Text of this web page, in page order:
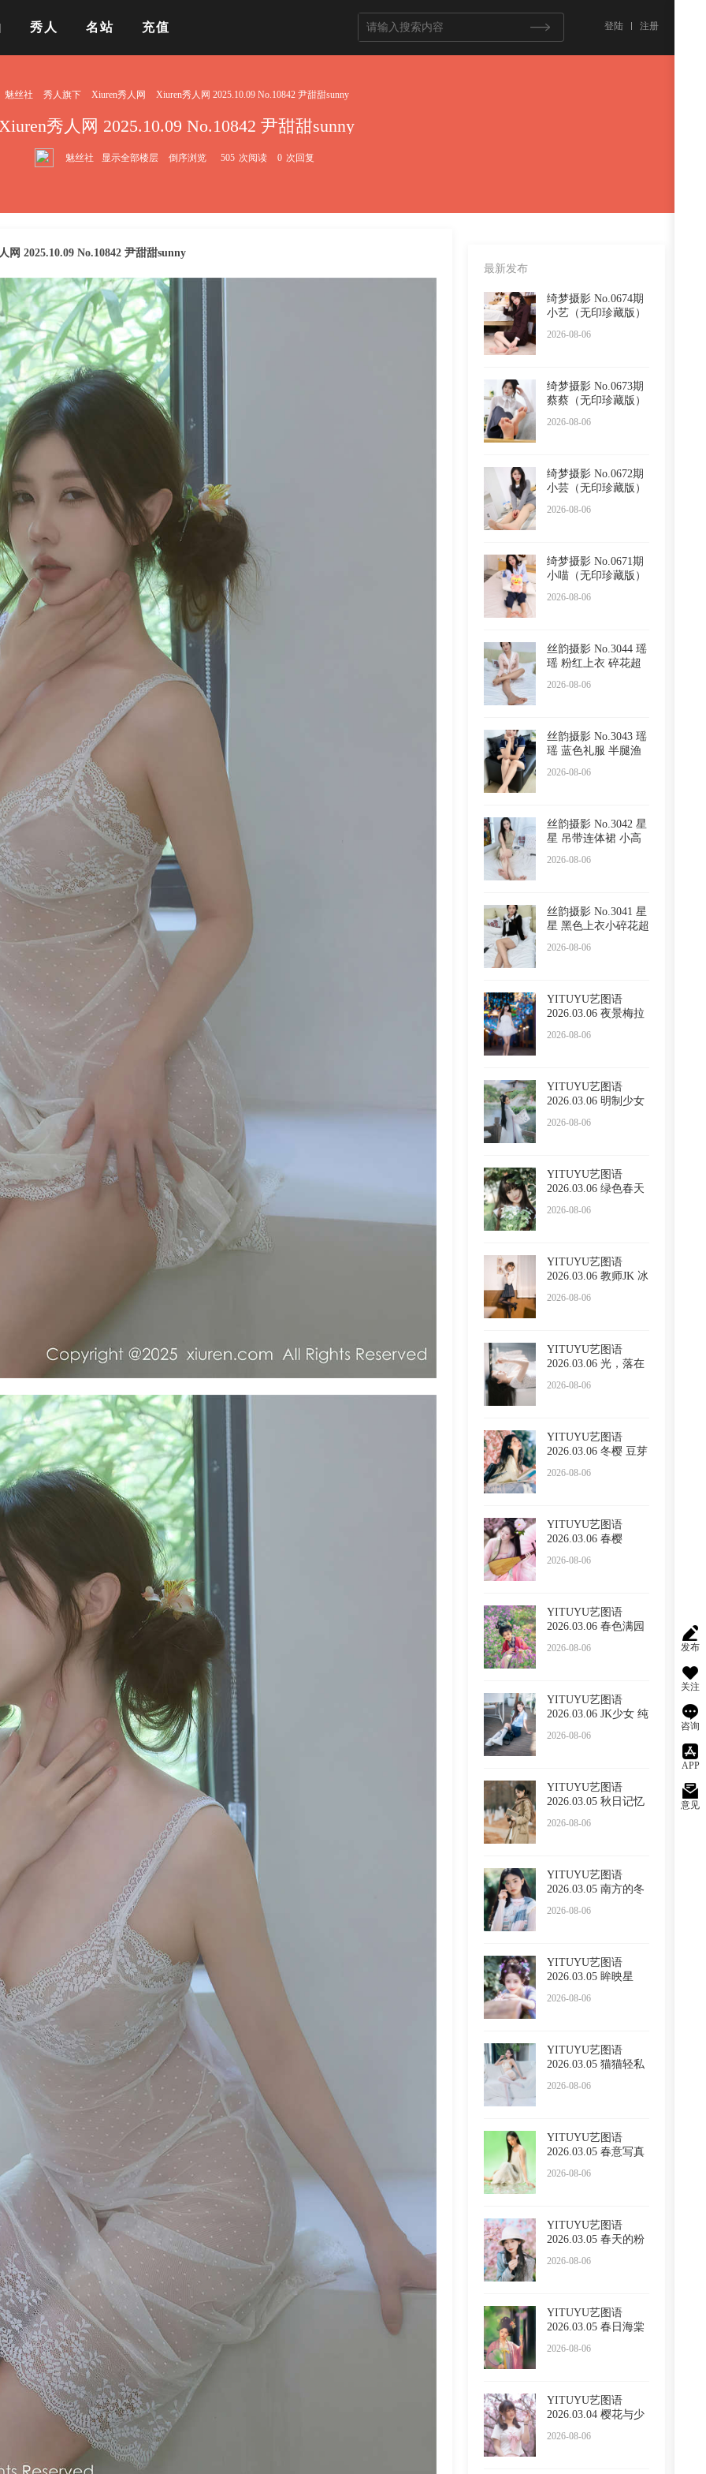
秀人 名站 充值 登陆 注册
发布
关注
咨询
APP
意见
魅丝社 秀人旗下 Xiuren秀人网 Xiuren秀人网 2025.10.09 No.10842 尹甜甜sunny
秀人网 2025.10.09 No.10842 尹甜甜sunny
魅丝社 显示全部楼层 倒序浏览 505 次阅读 0 次回复
最新发布
绮梦摄影 No.0674期
小艺（无印珍藏版）
2026-08-06
绮梦摄影 No.0673期
蔡蔡（无印珍藏版）
2026-08-06
绮梦摄影 No.0672期
小芸（无印珍藏版）
2026-08-06
绮梦摄影 No.0671期
小喵（无印珍藏版）
2026-08-06
丝韵摄影 No.3044 瑶
瑶 粉红上衣 碎花超
2026-08-06
丝韵摄影 No.3043 瑶
瑶 蓝色礼服 半腿渔
2026-08-06
丝韵摄影 No.3042 星
星 吊带连体裙 小高
2026-08-06
丝韵摄影 No.3041 星
星 黑色上衣小碎花超
2026-08-06
YITUYU艺图语
2026.03.06 夜景梅拉
2026-08-06
YITUYU艺图语
2026.03.06 明制少女
2026-08-06
YITUYU艺图语
2026.03.06 绿色春天
2026-08-06
YITUYU艺图语
2026.03.06 教师JK 冰
2026-08-06
YITUYU艺图语
2026.03.06 光，落在
2026-08-06
YITUYU艺图语
2026.03.06 冬樱 豆芽
2026-08-06
YITUYU艺图语
2026.03.06 春樱
2026-08-06
YITUYU艺图语
2026.03.06 春色满园
2026-08-06
YITUYU艺图语
2026.03.06 JK少女 纯
2026-08-06
YITUYU艺图语
2026.03.05 秋日记忆
2026-08-06
YITUYU艺图语
2026.03.05 南方的冬
2026-08-06
YITUYU艺图语
2026.03.05 眸映星
2026-08-06
YITUYU艺图语
2026.03.05 猫猫轻私
2026-08-06
YITUYU艺图语
2026.03.05 春意写真
2026-08-06
YITUYU艺图语
2026.03.05 春天的粉
2026-08-06
YITUYU艺图语
2026.03.05 春日海棠
2026-08-06
YITUYU艺图语
2026.03.04 樱花与少
2026-08-06
网 2025.10.09 No.10842 尹甜甜sunny